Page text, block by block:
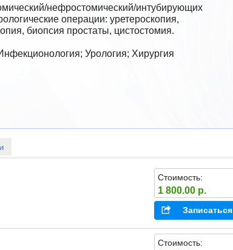
нефростомический/интубирующих
операции: уретероскопия,
биопсия простаты, цистостомия.
Урология; Хирургия
Стоимость:
1 800.00 р.
Записаться
Стоимость: